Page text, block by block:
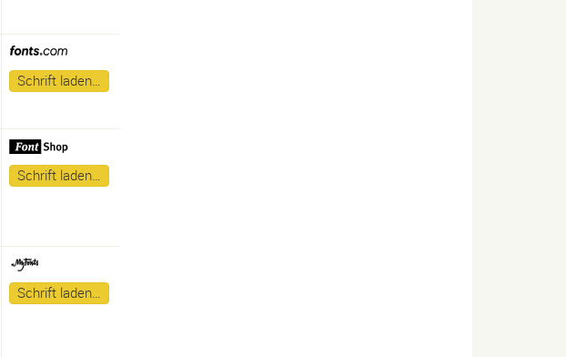
Schrift laden…
Schrift laden…
Schrift laden…